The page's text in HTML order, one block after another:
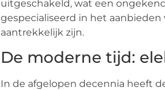
uitgeschakeld, wat een
gespecialiseerd in het
aantrekkelijk zijn.
De moderne tijd:
In de afgelopen decennia heeft